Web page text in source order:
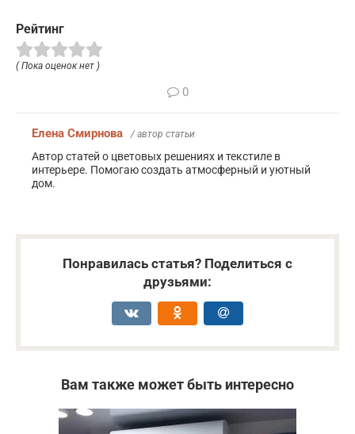
Рейтинг
( Пока оценок нет )
0
Елена Смирнова / автор статьи
Автор статей о цветовых решениях и текстиле в
интерьере. Помогаю создать атмосферный и уютный
дом.
Понравилась статья? Поделиться с
друзьями:
Вам также может быть интересно